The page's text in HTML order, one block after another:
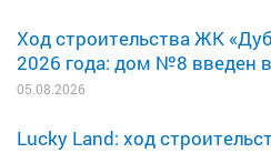
Ход строительства ЖК
2026 года: дом №8 введен
05.08.2026
Lucky Land: ход